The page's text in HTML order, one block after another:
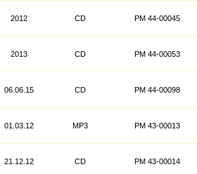
2012 CD PM 44-00045
2013 CD PM 44-00053
06.06.15 CD PM 44-00098
01.03.12 MP3 PM 43-00013
21.12.12 CD PM 43-00014